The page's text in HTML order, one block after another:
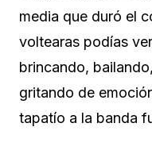
media que duró el
voltearas podías
brincando,
gritando de
tapatío a la banda